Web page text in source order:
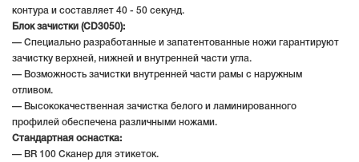
контура и составляет 40 - 50 секунд.
Блок зачистки (CD3050):
— Специально разработанные и запатентованные ножи гарантируют
зачистку верхней, нижней и внутренней части угла.
— Возможность зачистки внутренней части рамы с наружным
отливом.
— Высококачественная зачистка белого и ламинированного
профилей обеспечена различными ножами.
Стандартная оснастка:
— BR 100 Сканер для этикеток.